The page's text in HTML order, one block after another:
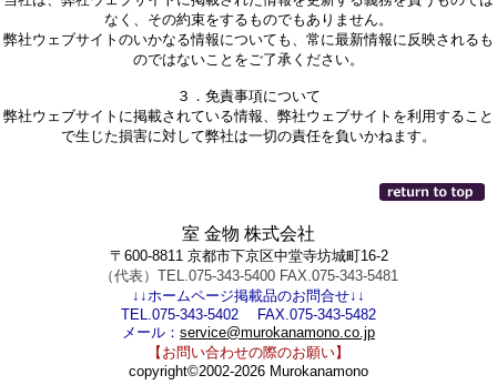
なく、その約束をするものでもありません。
弊社ウェブサイトのいかなる情報についても、常に最新情報に反映されるも
のではないことをご了承ください。
３．免責事項について
弊社ウェブサイトに掲載されている情報、弊社ウェブサイトを利用すること
で生じた損害に対して弊社は一切の責任を負いかねます。
室 金物 株式会社
〒600-8811 京都市下京区中堂寺坊城町16-2
（代表）TEL.075-343-5400 FAX.075-343-5481
↓↓ホームページ掲載品のお問合せ↓↓
TEL.075-343-5402 FAX.075-343-5482
メール： service@murokanamono.co.jp
【お問い合わせの際のお願い】
copyright©2002-2026 Murokanamono